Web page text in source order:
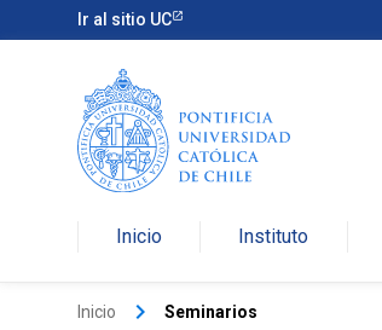
Ir al sitio UC
Inicio Instituto
Inicio keyboard_arrow_right Seminarios